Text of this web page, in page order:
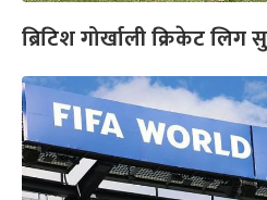
ब्रिटिश गोर्खाली क्रिकेट लिग